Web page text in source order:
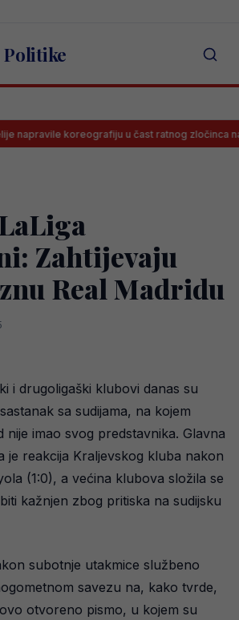
Politike
koreografiju u čast ratnog zločinca na meču
Zahtijevaju
Real Madridu
i drugoligaški klubovi danas su
sa sudijama, na kojem
nije imao svog predstavnika. Glavna
je reakcija Kraljevskog kluba nakon
(1:0), a većina klubova složila se
kažnjen zbog pritiska na sudijsku
subotnje utakmice službeno
savezu na, kako tvrde,
otvoreno pismo, u kojem su